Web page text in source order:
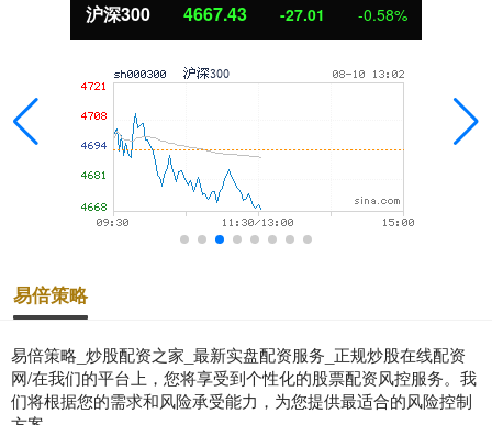
沪深300 4667.43 -27.01 -0.58%
易倍策略
易倍策略_炒股配资之家_最新实盘配资服务_正规炒股在线配资
网/在我们的平台上，您将享受到个性化的股票配资风控服务。我
们将根据您的需求和风险承受能力，为您提供最适合的风险控制